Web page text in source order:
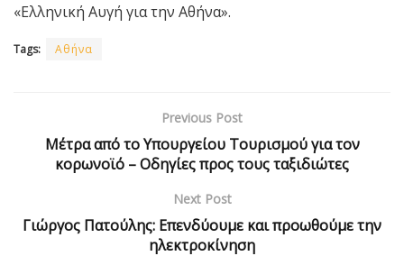
«Ελληνική Αυγή για την Αθήνα».
Tags: Αθήνα
Previous Post
Μέτρα από το Υπουργείου Τουρισμού για τον
κορωνοϊό – Οδηγίες προς τους ταξιδιώτες
Next Post
Γιώργος Πατούλης: Επενδύουμε και προωθούμε την
ηλεκτροκίνηση